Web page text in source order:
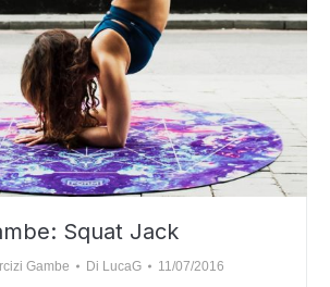
Squat Jack
Gambe Di LucaG 11/07/2016